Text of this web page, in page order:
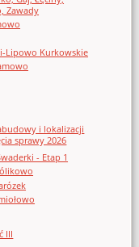
Zawady
Lipowo Kurkowskie
i lokalizacji
sprawy 2026
- Etap 1
III